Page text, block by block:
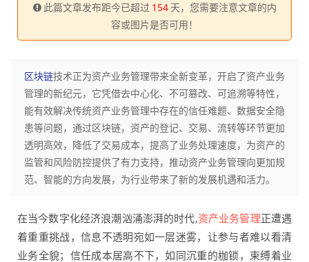
此篇文章发布距今已超过 154 天，您需要注意文章的内
容或图片是否可用！
区块链技术正为资产业务管理带来全新变革，开启了资产业务
管理的新纪元，它凭借去中心化、不可篡改、可追溯等特性，
能有效解决传统资产业务管理中存在的信任难题、数据安全隐
患等问题，通过区块链，资产的登记、交易、流转等环节更加
透明高效，降低了交易成本，提高了业务处理速度，为资产的
监管和风险防控提供了有力支持，推动资产业务管理向更加规
范、智能的方向发展，为行业带来了新的发展机遇和活力。
在当今数字化经济浪潮汹涌澎湃的时代,资产业务管理正遭遇
着重重挑战，信息不透明宛如一层迷雾，让参与者难以看清
业务全貌；信任成本居高不下，如同沉重的枷锁，束缚着业